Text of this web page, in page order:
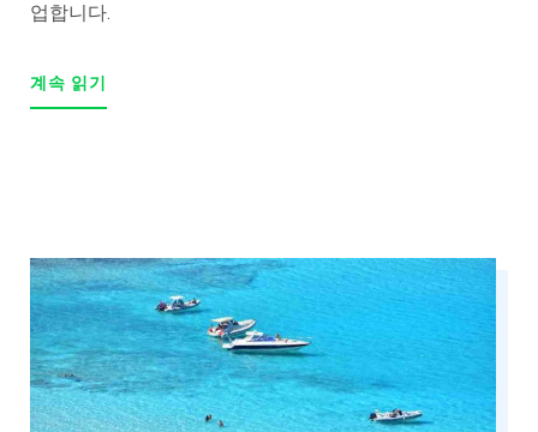
업합니다.
계속 읽기
IN
&
RETHYMNO
BEACH)"